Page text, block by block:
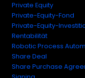
Private Equity
Private-Equity-Fond
Private-Equity-
Rentabilität
Robotic Process
Share Deal
Share Purchase